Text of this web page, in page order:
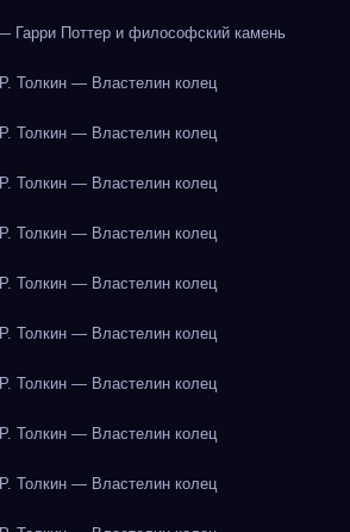
Гарри Поттер и философский камень
Толкин — Властелин колец
Толкин — Властелин колец
Толкин — Властелин колец
Толкин — Властелин колец
Толкин — Властелин колец
Толкин — Властелин колец
Толкин — Властелин колец
Толкин — Властелин колец
Толкин — Властелин колец